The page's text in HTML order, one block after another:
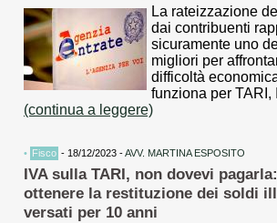
La rateizzazione
dai contribuenti
sicuramente uno
migliori per
difficoltà
funziona per TARI,
(continua a leggere)
• Fisco - 18/12/2023 -AVV. MARTINA ESPOSITO
IVA sulla TARI, non dovevi
ottenere la restituzione dei soldi
versati per 10 anni